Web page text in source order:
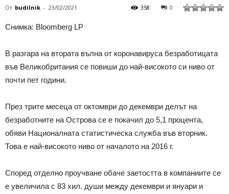
От budilnik - 23/02/2021 0
358
Снимка: Bloomberg LP
В разгара на втората вълна от коронавируса безработицата
във Великобритания се повиши до най-високото си ниво от
почти пет години.
През трите месеца от октомври до декември делът на
безработните на Острова се е покачил до 5,1 процента,
обяви Националната статистическа служба във вторник.
Това е най-високото ниво от началото на 2016 г.
Според отделно проучване обаче заетостта в компаниите се
е увеличила с 83 хил. души между декември и януари и